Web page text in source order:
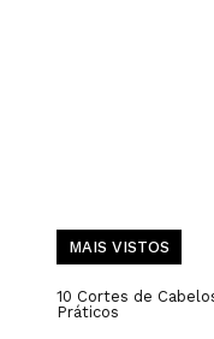
MAIS VISTOS
10 Cortes de
Práticos